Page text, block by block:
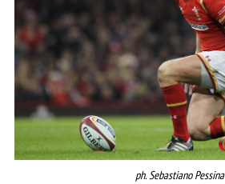
ph. Sebastiano Pessina